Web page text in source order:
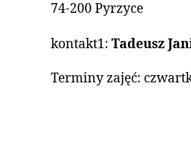
74-200 Pyrzyce
kontakt1: Tadeusz
Terminy zajęć: